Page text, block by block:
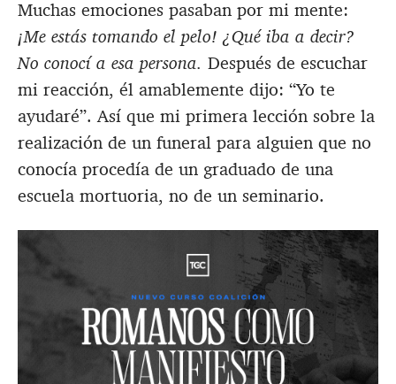
Muchas emociones pasaban por mi mente:
¡Me estás tomando el pelo! ¿Qué iba a decir?
No conocí a esa persona. Después de escuchar
mi reacción, él amablemente dijo: “Yo te
ayudaré”. Así que mi primera lección sobre la
realización de un funeral para alguien que no
conocía procedía de un graduado de una
escuela mortuoria, no de un seminario.